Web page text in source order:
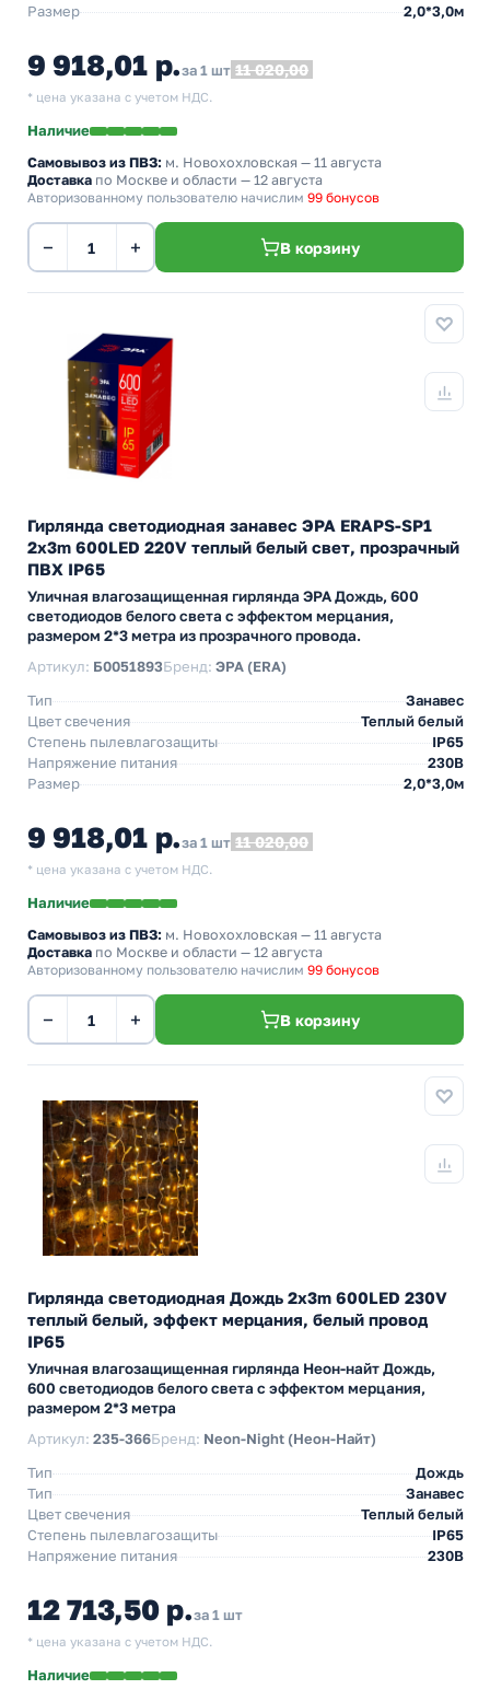
Размер
2,0*3,0м
9 918,01 р.за 1 шт 11 020,00
* цена указана с учетом НДС.
Наличие
Самовывоз из ПВЗ: м. Новохохловская — 11 августа
Доставка по Москве и области — 12 августа
Авторизованному пользователю начислим 99 бонусов
− + В корзину
Гирлянда светодиодная занавес ЭРА ERAPS-SP1
2x3m 600LED 220V теплый белый свет, прозрачный
ПВХ IP65
Уличная влагозащищенная гирлянда ЭРА Дождь, 600
светодиодов белого света с эффектом мерцания,
размером 2*3 метра из прозрачного провода.
Артикул: Б0051893Бренд: ЭРА (ERA)
Тип
Занавес
Цвет свечения
Теплый белый
Степень пылевлагозащиты
IP65
Напряжение питания
230В
Размер
2,0*3,0м
9 918,01 р.за 1 шт 11 020,00
* цена указана с учетом НДС.
Наличие
Самовывоз из ПВЗ: м. Новохохловская — 11 августа
Доставка по Москве и области — 12 августа
Авторизованному пользователю начислим 99 бонусов
− + В корзину
Гирлянда светодиодная Дождь 2x3m 600LED 230V
теплый белый, эффект мерцания, белый провод
IP65
Уличная влагозащищенная гирлянда Неон-найт Дождь,
600 светодиодов белого света с эффектом мерцания,
размером 2*3 метра
Артикул: 235-366Бренд: Neon-Night (Неон-Найт)
Тип
Дождь
Тип
Занавес
Цвет свечения
Теплый белый
Степень пылевлагозащиты
IP65
Напряжение питания
230В
12 713,50 р.за 1 шт
* цена указана с учетом НДС.
Наличие